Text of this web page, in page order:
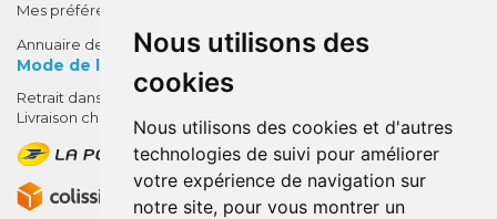
Nous utilisons des
cookies
Nous utilisons des cookies et d'autres
technologies de suivi pour améliorer
votre expérience de navigation sur
notre site, pour vous montrer un
Mes préférences Cookies
Annuaire des pharmacies
Mode de livraison
Retrait dans la pharmacie
Livraison chez vous
SUR VOTRE 1ÈRE COMMANDE*
AVEC LE CODE
BIENVENUE10